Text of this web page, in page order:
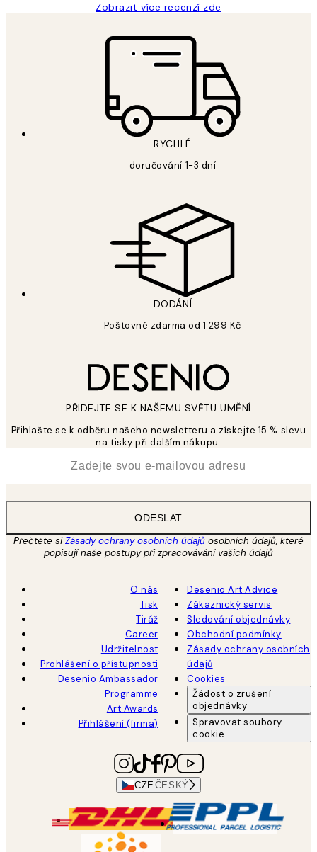
Zobrazit více recenzí zde
RYCHLÉ
doručování 1-3 dní
DODÁNÍ
Poštovné zdarma od 1 299 Kč
PŘIDEJTE SE K NAŠEMU SVĚTU UMĚNÍ
Přihlašte se k odběru našeho newsletteru a získejte 15 % slevu
na tisky při dalším nákupu.
ODESLAT
Přečtěte siZásady ochrany osobních údajů osobních údajů, které
popisují naše postupy při zpracovávání vašich údajů
O nás
Tisk
Tiráž
Career
Udržitelnost
Prohlášení o přístupnosti
Desenio Ambassador
Programme
Art Awards
Přihlášení (firma)
Desenio Art Advice
Zákaznický servis
Sledování objednávky
Obchodní podmínky
Zásady ochrany osobních
údajů
Cookies
Žádost o zrušení
objednávky
Spravovat soubory
cookie
CZE ČESKÝ